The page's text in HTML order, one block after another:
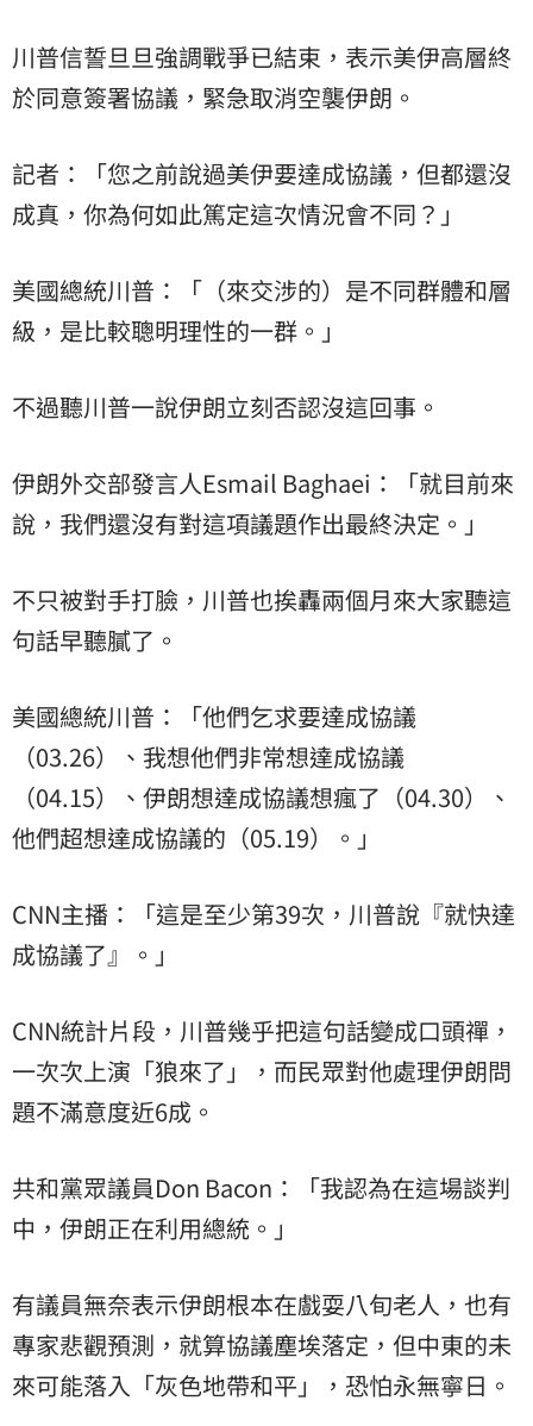
川普信誓旦旦強調戰爭已結束，表示美伊高層終
於同意簽署協議，緊急取消空襲伊朗。
記者：「您之前說過美伊要達成協議，但都還沒
成真，你為何如此篤定這次情況會不同？」
美國總統川普：「（來交涉的）是不同群體和層
級，是比較聰明理性的一群。」
不過聽川普一說伊朗立刻否認沒這回事。
伊朗外交部發言人Esmail Baghaei：「就目前來
說，我們還沒有對這項議題作出最終決定。」
不只被對手打臉，川普也挨轟兩個月來大家聽這
句話早聽膩了。
美國總統川普：「他們乞求要達成協議
（03.26）、我想他們非常想達成協議
（04.15）、伊朗想達成協議想瘋了（04.30）、
他們超想達成協議的（05.19）。」
CNN主播：「這是至少第39次，川普說『就快達
成協議了』。」
CNN統計片段，川普幾乎把這句話變成口頭禪，
一次次上演「狼來了」，而民眾對他處理伊朗問
題不滿意度近6成。
共和黨眾議員Don Bacon：「我認為在這場談判
中，伊朗正在利用總統。」
有議員無奈表示伊朗根本在戲耍八旬老人，也有
專家悲觀預測，就算協議塵埃落定，但中東的未
來可能落入「灰色地帶和平」，恐怕永無寧日。